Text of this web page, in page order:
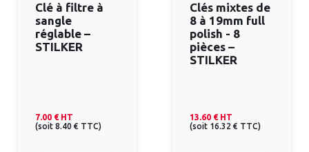
Clé à filtre à
sangle
réglable –
STILKER
7.00 € HT
(soit 8.40 € TTC)
Clés mixtes de
8 à 19mm full
polish - 8
pièces –
STILKER
13.60 € HT
(soit 16.32 € TTC)